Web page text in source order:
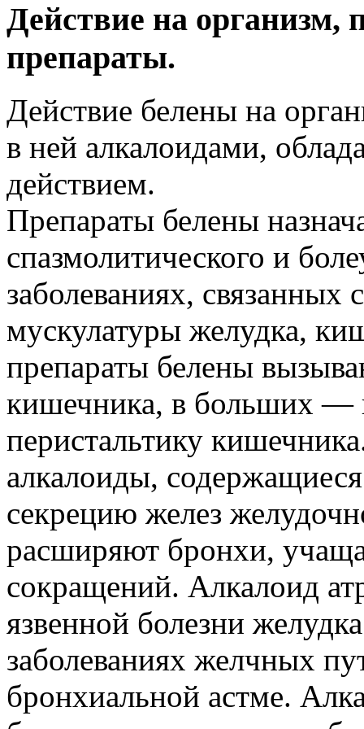
Действие на организм,
препараты.
Действие белены на
в ней алкалоидами,
действием.
Препараты белены
спазмолитического и
заболеваниях, связанных
мускулатуры желудка,
препараты белены
кишечника, в больших —
перистальтику
алкалоиды,
секрецию желез
расширяют бронхи,
сокращений. Алкалоид
язвенной болезни
заболеваниях желчных
бронхиальной астме.